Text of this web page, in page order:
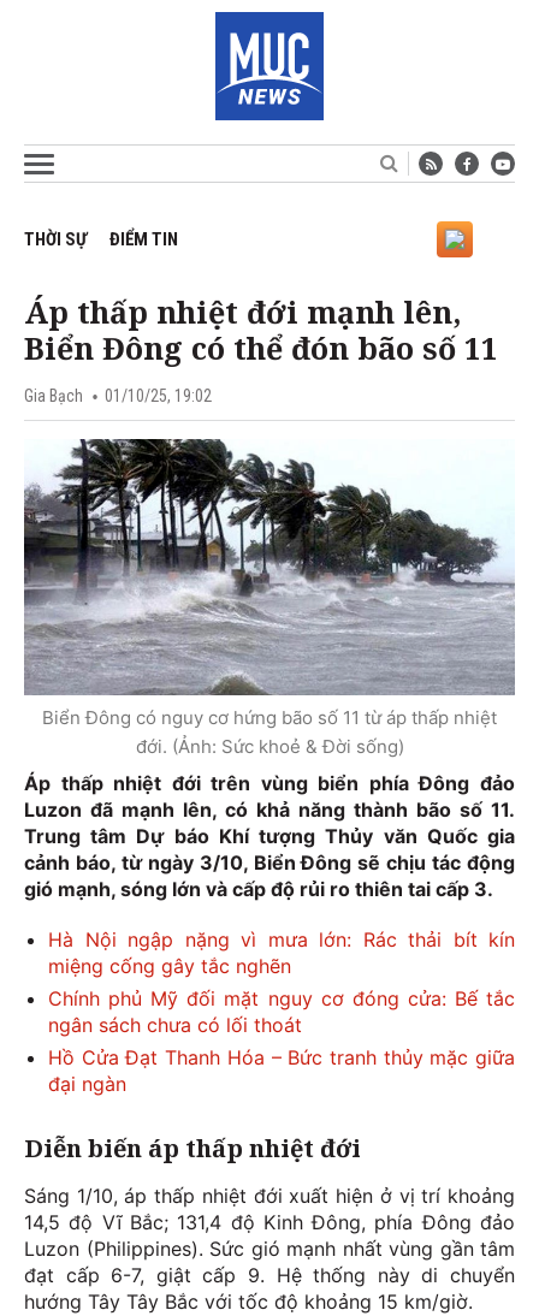
THỜI SỰ ĐIỂM TIN
Áp thấp nhiệt đới mạnh lên,
Biển Đông có thể đón bão số 11
Gia Bạch 01/10/25, 19:02
Biển Đông có nguy cơ hứng bão số 11 từ áp thấp nhiệt
đới. (Ảnh: Sức khoẻ & Đời sống)
Áp thấp nhiệt đới trên vùng biển phía Đông đảo
Luzon đã mạnh lên, có khả năng thành bão số 11.
Trung tâm Dự báo Khí tượng Thủy văn Quốc gia
cảnh báo, từ ngày 3/10, Biển Đông sẽ chịu tác động
gió mạnh, sóng lớn và cấp độ rủi ro thiên tai cấp 3.
Hà Nội ngập nặng vì mưa lớn: Rác thải bít kín
miệng cống gây tắc nghẽn
Chính phủ Mỹ đối mặt nguy cơ đóng cửa: Bế tắc
ngân sách chưa có lối thoát
Hồ Cửa Đạt Thanh Hóa – Bức tranh thủy mặc giữa
đại ngàn
Diễn biến áp thấp nhiệt đới
Sáng 1/10, áp thấp nhiệt đới xuất hiện ở vị trí khoảng
14,5 độ Vĩ Bắc; 131,4 độ Kinh Đông, phía Đông đảo
Luzon (Philippines). Sức gió mạnh nhất vùng gần tâm
đạt cấp 6-7, giật cấp 9. Hệ thống này di chuyển
hướng Tây Tây Bắc với tốc độ khoảng 15 km/giờ.